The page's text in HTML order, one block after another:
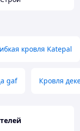
кровля Katepal
gaf Кровля